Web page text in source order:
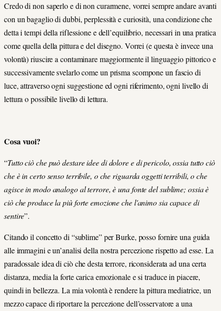
Credo di non saperlo e di non curarmene, vorrei sempre andare avanti
con un bagaglio di dubbi, perplessità e curiosità, una condizione che
detta i tempi della riflessione e dell’equilibrio, necessari in una pratica
come quella della pittura e del disegno. Vorrei (e questa è invece una
volontà) riuscire a contaminare maggiormente il linguaggio pittorico e
successivamente svelarlo come un prisma scompone un fascio di
luce, attraverso ogni suggestione ed ogni riferimento, ogni livello di
lettura o possibile livello di lettura.
Cosa vuoi?
“Tutto ciò che può destare idee di dolore e di pericolo, ossia tutto ciò
che è in certo senso terribile, o che riguarda oggetti terribili, o che
agisce in modo analogo al terrore, è una fonte del sublime; ossia è
ciò che produce la più forte emozione che l'animo sia capace di
sentire”.
Citando il concetto di “sublime” per Burke, posso fornire una guida
alle immagini e un’analisi della nostra percezione rispetto ad esse. La
paradossale idea di ciò che desta terrore, riconsiderata ad una certa
distanza, media la forte carica emozionale e si traduce in piacere,
quindi in bellezza. La mia volontà è rendere la pittura mediatrice, un
mezzo capace di riportare la percezione dell’osservatore a una